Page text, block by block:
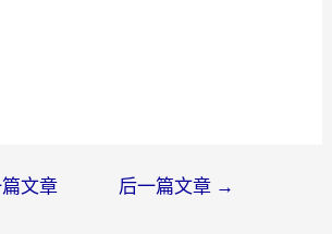
文章 后一篇文章 →